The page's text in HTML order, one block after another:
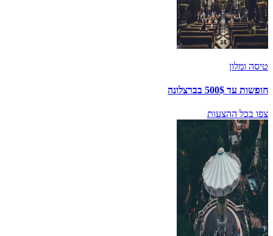
טיסה ומלון
חופשות עד 500$ בברצלונה
צפו בכל ההצעות